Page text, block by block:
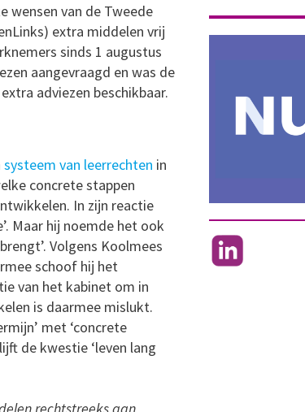
wensen van de Tweede
extra middelen vrij
sinds 1 augustus
aangevraagd en was de
adviezen beschikbaar.
systeem van leerrechten in
concrete stappen
In zijn reactie
Maar hij noemde het ook
Volgens Koolmees
schoof hij het
van het kabinet om in
is daarmee mislukt.
met ‘concrete
de kwestie ‘leven lang
rechtstreeks aan